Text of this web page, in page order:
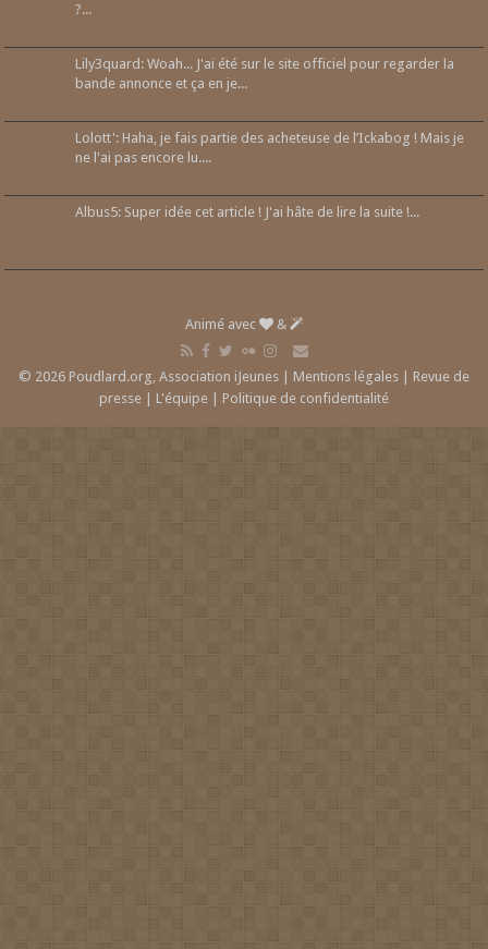
?...
Lily3quard: Woah... J'ai été sur le site officiel pour regarder la
bande annonce et ça en je...
Lolott': Haha, je fais partie des acheteuse de l’Ickabog ! Mais je
ne l'ai pas encore lu....
Albus5: Super idée cet article ! J'ai hâte de lire la suite !...
Animé avec &
© 2026 Poudlard.org, Association iJeunes | Mentions légales
Revue de
presse
L'équipe Politique de confidentialité